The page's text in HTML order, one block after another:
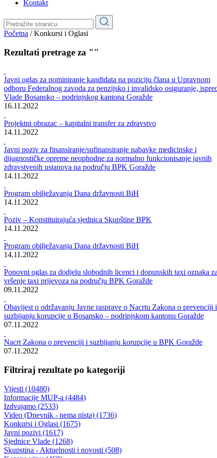
Pale-Prača
Kontakt
Konkursi i Oglasi
Rezultati pretrage za ""